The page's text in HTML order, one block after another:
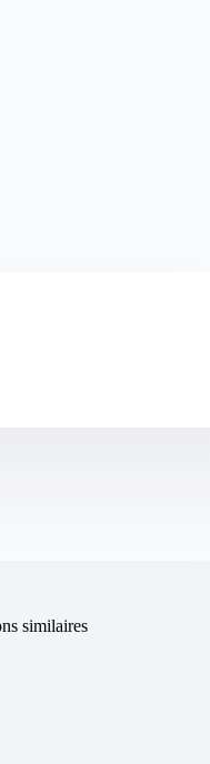
similaires